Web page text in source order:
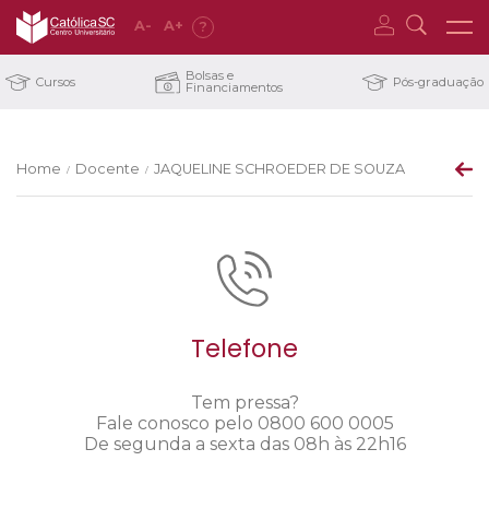
A- A+ ?
Cursos Bolsas e
Financiamentos Pós-graduação
Home / Docente / JAQUELINE SCHROEDER DE SOUZA
Telefone
Tem pressa?
Fale conosco pelo 0800 600 0005
De segunda a sexta das 08h às 22h16